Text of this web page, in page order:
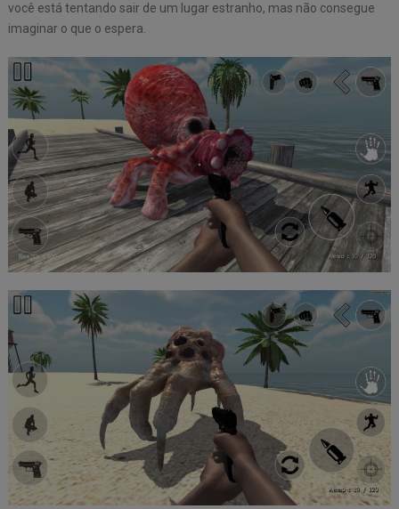
você está tentando sair de um lugar estranho, mas não consegue
imaginar o que o espera.